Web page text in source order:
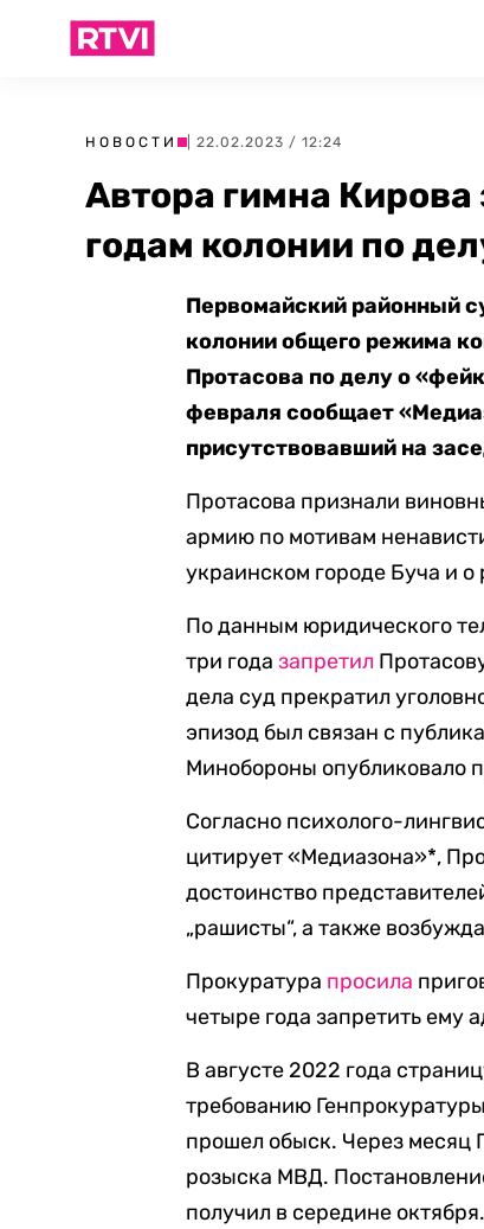
НОВОСТИ | 22.02.2023 / 12:24
Автора гимна Кирова
годам колонии по
Первомайский районный
колонии общего режима
Протасова по делу о
февраля сообщает
присутствовавший на
Протасова признали
армию по мотивам
украинском городе Буча и
По данным юридического
три годазапретил
дела суд прекратил
эпизод был связан с
Минобороны опубликовало
Согласно психолого-
цитирует «Медиазона»*,
достоинство
„рашисты“, а также
Прокуратура просила
четыре года запретить ему
В августе 2022 года
требованию
прошел обыск. Через месяц
розыска МВД.
получил в середине октября.